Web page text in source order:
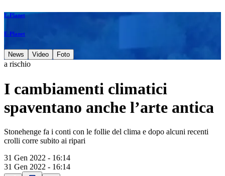
E-Planet
E-Planet
News Video Foto
a rischio
I cambiamenti climatici
spaventano anche l’arte antica
Stonehenge fa i conti con le follie del clima e dopo alcuni recenti
crolli corre subito ai ripari
31 Gen 2022 - 16:14
31 Gen 2022 - 16:14